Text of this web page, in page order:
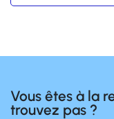
Vous êtes à la
trouvez pas ?